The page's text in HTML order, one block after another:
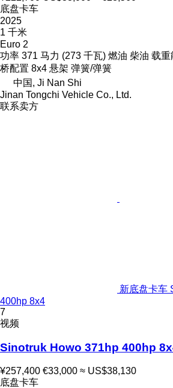
底盘卡车
2025
1 千米
Euro 2
功率 371 马力 (273 千瓦) 燃油 柴油 载重
桥配置 8x4 悬架 弹簧/弹簧
中国, Ji Nan Shi
Jinan Tongchi Vehicle Co., Ltd.
联系卖方
新底盘卡车
400hp 8x4
7
视频
Sinotruk Howo 371hp 400hp
¥257,400 €33,000 ≈ US$38,130
底盘卡车